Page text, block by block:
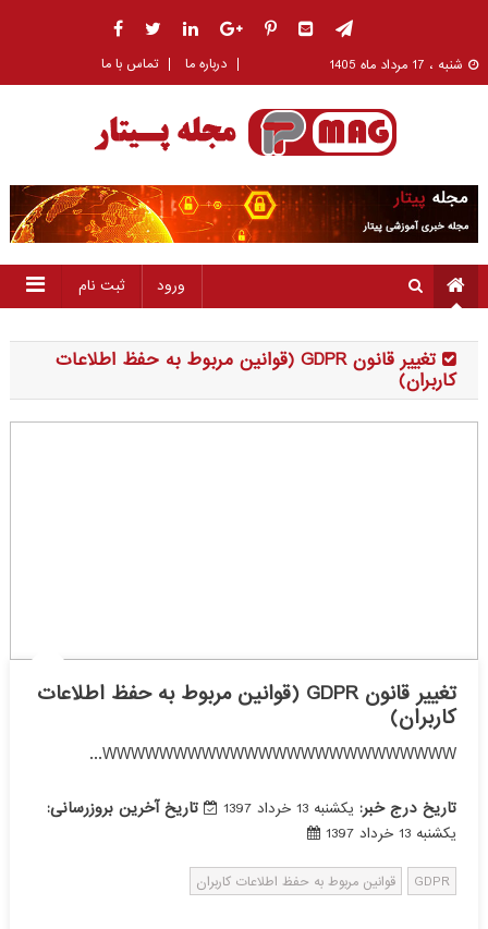
شنبه ، 17 مرداد ماه 1405 درباره ما تماس با ما
بلاگ
ورود ثبت نام
تغییر قانون GDPR (قوانین مربوط به حفظ اطلاعات
کاربران)
تغییر قانون GDPR (قوانین مربوط به حفظ اطلاعات
کاربران)
WWWWWWWWWWWWWWWWWWWWWWWWW...
تاریخ درج خبر: یکشنبه 13 خرداد 1397 تاریخ آخرین بروزرسانی:
یکشنبه 13 خرداد 1397
GDPR قوانين مربوط به حفظ اطلاعات کاربران